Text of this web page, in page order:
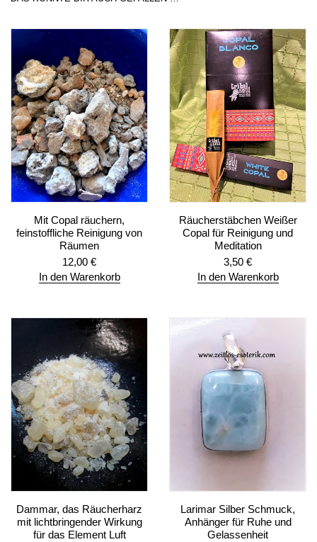
Mit Copal räuchern,
feinstoffliche Reinigung von
Räumen
12,00 €
In den Warenkorb
Räucherstäbchen Weißer
Copal für Reinigung und
Meditation
3,50 €
In den Warenkorb
Dammar, das Räucherharz
mit lichtbringender Wirkung
für das Element Luft
Larimar Silber Schmuck,
Anhänger für Ruhe und
Gelassenheit